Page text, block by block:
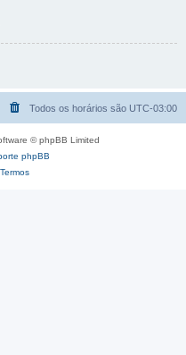
Todos os horários são UTC-03:00
© phpBB Limited
phpBB
Termos